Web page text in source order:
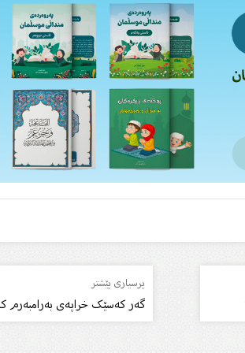
پرسیاری پێشتر
گەر کەسێک خراپەى